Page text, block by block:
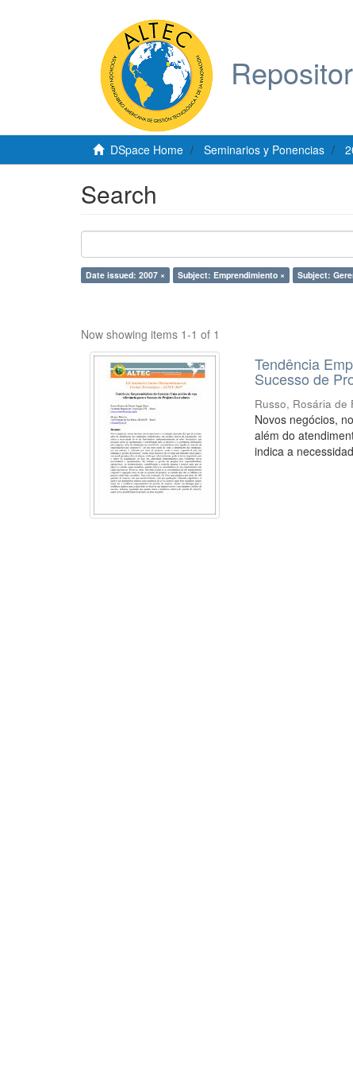
DSpace Home Seminarios y Ponencias
Search
Date issued: 2007 × Subject: Emprendimiento × Subject:
Now showing items 1-1 of 1
Tendência
Sucesso de
Russo, Rosária de
Novos negócios,
além do
indica a